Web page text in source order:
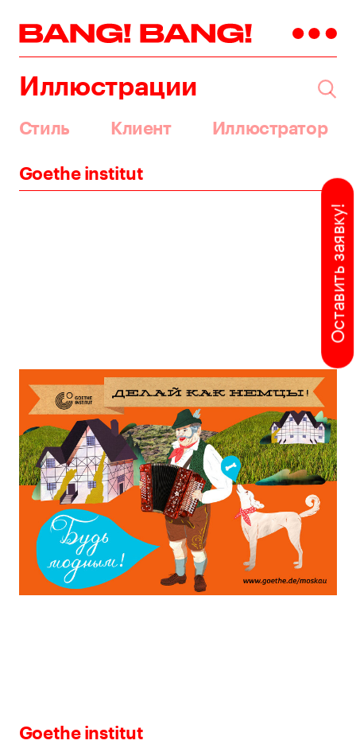
Иллюстрации
Стиль Клиент Иллюстратор
Оставить заявку!
Goethe institut
Goethe institut